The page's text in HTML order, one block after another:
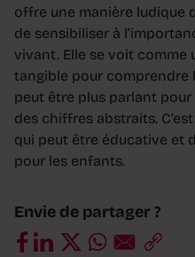
offre une manière ludique
de sensibiliser à
vivant. Elle se voit comme
tangible pour comprendre
peut être plus parlant
des chiffres abstraits.
qui peut être éducative et
pour les enfants.
Envie de partager ?